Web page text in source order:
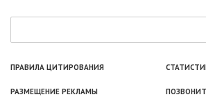
ПРАВИЛА ЦИТИРОВАНИЯ
РАЗМЕЩЕНИЕ РЕКЛАМЫ